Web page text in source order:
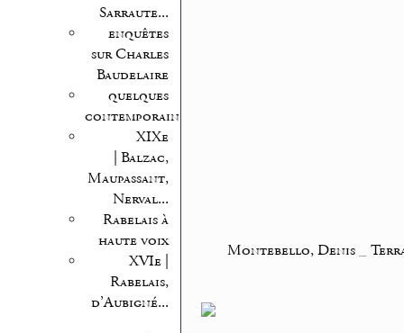
Sarraute...
enquêtes
sur Charles
Baudelaire
quelques
contemporains
XIXe
| Balzac,
Maupassant,
Nerval...
Rabelais à
haute voix
XVIe |
Rabelais,
d’Aubigné...
Montebello, Denis